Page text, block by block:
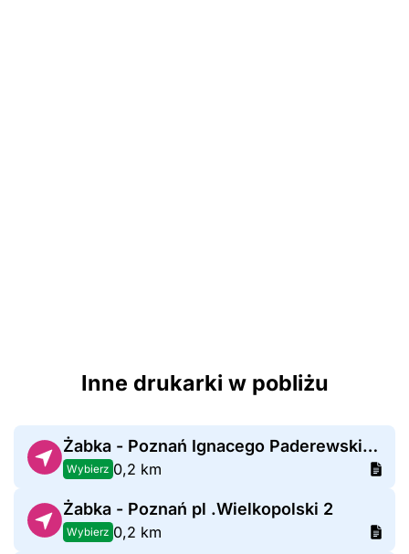
Inne drukarki w pobliżu
Żabka - Poznań Ignacego Paderewskiego 6
Wybierz 0,2 km
Żabka - Poznań pl .Wielkopolski 2
Wybierz 0,2 km